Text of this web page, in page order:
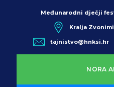
NORA
Međunarodni dječji
Kralja
tajnistvo@hnksi.hr